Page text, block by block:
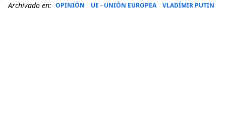
Archivado en: OPINIÓN UE - UNIÓN EUROPEA VLADÍMIR PUTIN